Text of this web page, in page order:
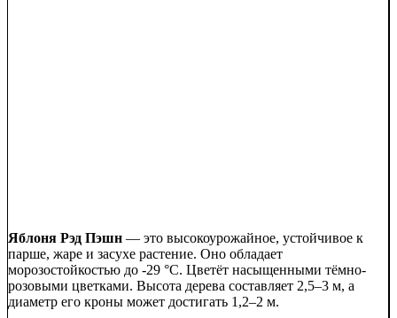
Яблоня Рэд Пэшн — это высокоурожайное, устойчивое к
парше, жаре и засухе растение. Оно обладает
морозостойкостью до -29 °C. Цветёт насыщенными тёмно-
розовыми цветками. Высота дерева составляет 2,5–3 м, а
диаметр его кроны может достигать 1,2–2 м.